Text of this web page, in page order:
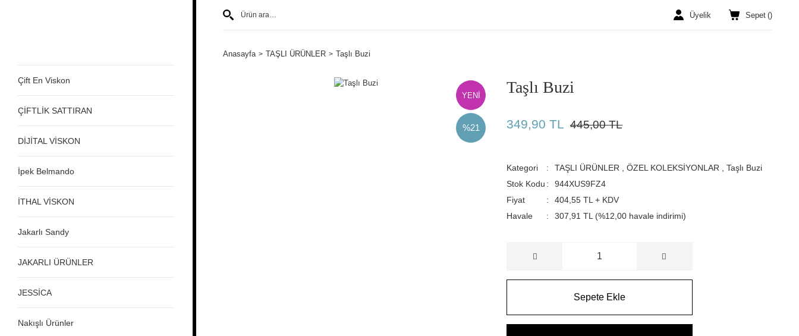
Çift En Viskon
ÇİFTLİK SATTIRAN
DİJİTAL VİSKON
İpek Belmando
İTHAL VİSKON
Jakarlı Sandy
JAKARLI ÜRÜNLER
JESSİCA
Nakışlı Ürünler
Üyelik Sepet ()
Anasayfa TAŞLI ÜRÜNLER Taşlı Buzi
YENİ
%21
Taşlı Buzi
349,90 TL 445,00 TL
Kategori TAŞLI ÜRÜNLER ,ÖZEL KOLEKSİYONLAR ,Taşlı Buzi
Stok Kodu
944XUS9FZ4
Fiyat
404,55 TL + KDV
Havale
307,91 TL (%12,00 havale indirimi)
Sepete Ekle